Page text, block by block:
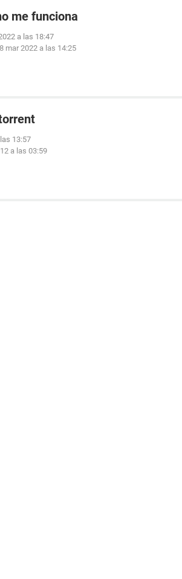
me funciona
a las 18:47
mar 2022 a las 14:25
13:57
a las 03:59